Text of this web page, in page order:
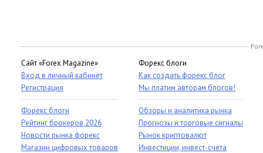
Сайт «Forex Magazine»
Вход в личный кабинет
Регистрация
Форекс блоги
Рейтинг брокеров 2026
Новости рынка форекс
Магазин цифровых товаров
Форекс блоги
Как создать форекс блог
Мы платим авторам блогов!
Обзоры и аналитика рынка
Прогнозы и торговые сигналы
Рынок криптовалют
Инвестиции, инвест-счета